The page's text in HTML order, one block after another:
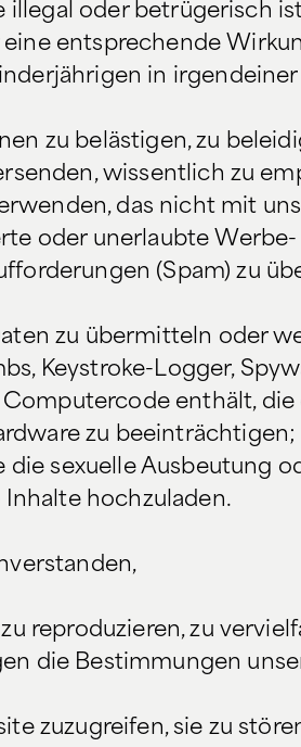
illegal oder betrügerisch
entsprechende
in
zu belästigen, zu
wissentlich zu
das nicht mit
oder unerlaubte
(Spam) zu
zu übermitteln oder
Keystroke-Logger,
enthält,
zu beeinträchtigen;
die sexuelle Ausbeutung
hochzuladen.
reproduzieren, zu
die Bestimmungen
zuzugreifen, sie zu